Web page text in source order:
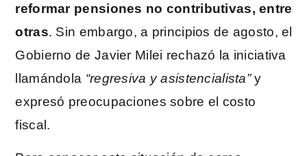
reformar pensiones no contributivas, entre
otras. Sin embargo, a principios de agosto, el
Gobierno de Javier Milei rechazó la iniciativa
llamándola “regresiva y asistencialista”y
expresó preocupaciones sobre el costo
fiscal.